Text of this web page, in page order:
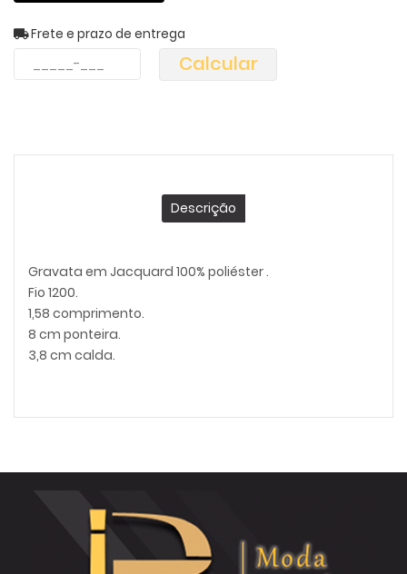
Frete e prazo de entrega
Calcular
Descrição
Gravata em Jacquard 100% poliéster .
Fio 1200.
1,58 comprimento.
8 cm ponteira.
3,8 cm calda.